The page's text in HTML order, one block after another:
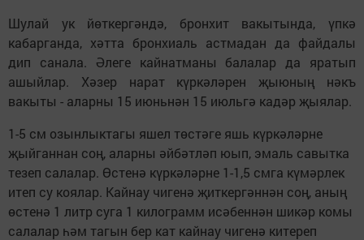
Шулай ук йөткергәндә, бронхит вакытында, үпкә
кабарганда, хәтта бронхиаль астмадан да файдалы
дип санала. Әлеге кайнатманы балалар да яратып
ашыйлар. Хәзер нарат күркәләрен җыюның нәкъ
вакыты - аларны 15 июньнән 15 июльгә кадәр җыялар.
1-5 см озынлыктагы яшел төстәге яшь күркәләрне
җыйганнан соң, аларны әйбәтләп юып, эмаль савытка
тезеп салалар. Өстенә күркәләрне 1-1,5 смга күмәрлек
итеп су коялар. Кайнау чигенә җиткергәннән соң, аның
өстенә 1 литр суга 1 килограмм исәбеннән шикәр комы
салалар һәм тагын бер кат кайнау чигенә китереп